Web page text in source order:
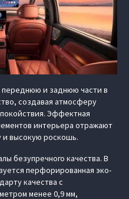
переднюю и заднюю части в
создавая атмосферу
Эффектная
интерьера отражают
и высокую роскошь.
безупречного качества. В
перфорированная эко-
качества с
менее 0,9 мм,